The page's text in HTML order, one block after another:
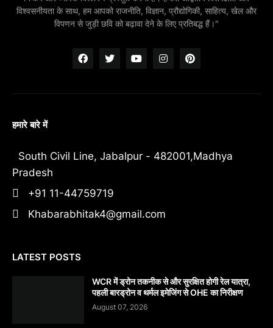
विश्वसनीयता के साथ, हम आपको राजनीति, विज्ञान, प्रौद्योगिकी, साहित्य, खेल और
विपणन से जुड़ी छवि को बढ़ावा देने के लिए प्रतिबद्ध हैं।"
हमारे बारे में
South Civil Line, Jabalpur - 482001,Madhya
Pradesh
+91 11-44759719
Khabarabhitak4@gmail.com
LATEST POSTS
WCR में ड्रोन तकनीक से और सुरक्षित होगी रेल यात्रा,
पहली बारड्रोन व थर्मल इमेजिंग से OHE का निरीक्षण
August 07, 2026